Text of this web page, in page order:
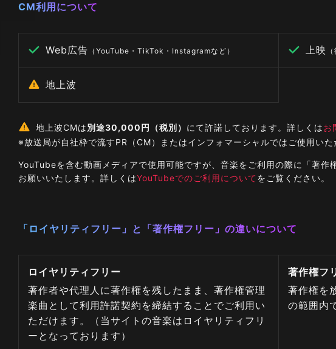
CM利用について
Web広告 （YouTube・TikTok・Instagramなど） 上映
地上波
地上波CMは別途30,000円（税別） にて許諾しております。詳しくはお
※放送局が自社枠で流すPR（CM）またはインフォマーシャルではご使用いた
YouTubeを含む動画メディアで使用可能ですが、音楽をご利用の際に「著
お願いいたします。詳しくはYouTubeでのご利用についてをご覧ください。
「ロイヤリティフリー」と「著作権フリー」の違いについて
ロイヤリティフリー
著作者や代理人に著作権を残したまま、著作権管理
楽曲として利用許諾契約を締結することでご利用い
ただけます。（当サイトの音楽はロイヤリティフリ
ーとなっております）
著作権フ
著作権を
の範囲内